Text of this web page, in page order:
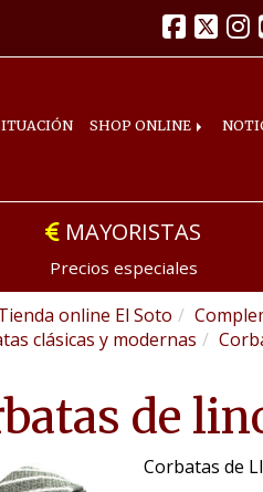
SHOP ONLINE
MAYORISTAS
Precios especiales
online El Soto
clásicas y modernas
de
Corbatas de